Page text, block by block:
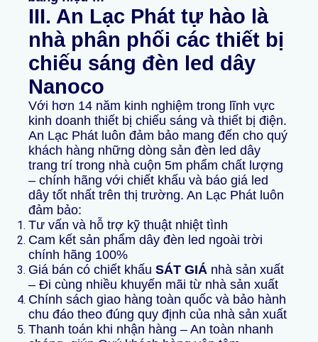
III. An Lạc Phát tự hào là
nhàphân phối các thiết bị
chiếu sáng đèn led dây
Nanoco
Với hơn 14 năm kinh nghiệm trong lĩnh vực
kinh doanh thiết bị chiếu sáng và thiết bị điện.
An Lạc Phát luôn đảm bảo mang đến cho quý
khách hàng những dòng sản đèn led dây
trang trí trong nhà cuộn 5m phẩm chất lượng
– chính hãng với chiết khấu và báo giá led
dây tốt nhất trên thị trường. An Lạc Phát luôn
đảm bảo:
Tư vấn và hỗ trợ kỹ thuật nhiệt tình
Cam kết sản phẩm dây đèn led ngoài trời
chính hãng 100%
Giá bán có chiết khấu SÁT GIÁ nhà sản xuất
– Đi cùng nhiều khuyến mãi từ nhà sản xuất
Chính sách giao hàng toàn quốc và bảo hành
chu đáo theo đúng quy định của nhà sản xuất
Thanh toán khi nhận hàng – An toàn nhanh